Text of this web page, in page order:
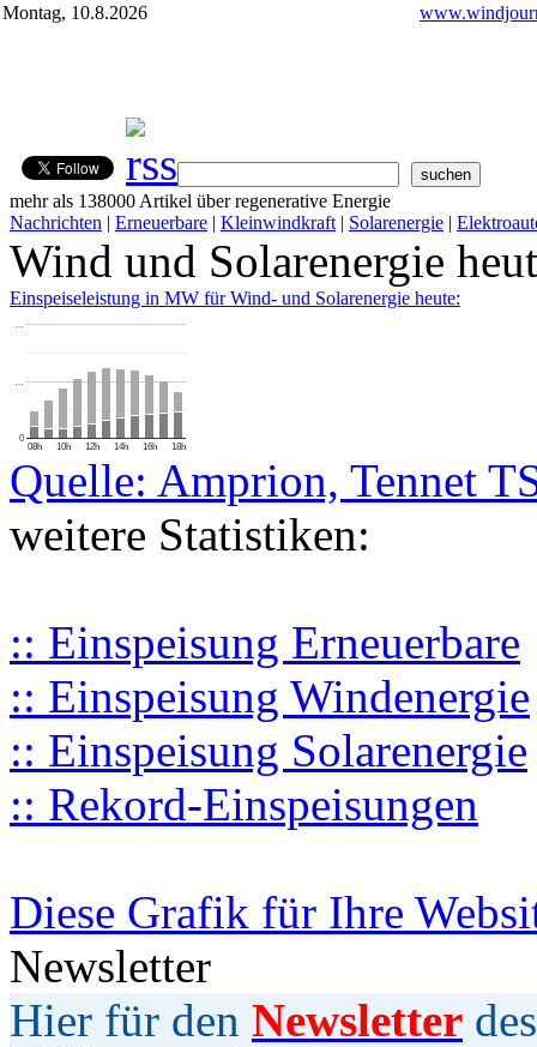
Montag, 10.8.2026
mehr als 138000 Artikel über regenerative Energie
Nachrichten | Erneuerbare | Kleinwindkraft | Solarenergie |
Wind und Solarenergie
Einspeiseleistung in MW für Wind- und Solarenergie heute:
08h 10h 12h 14h 16h 18h
0
…
…
Quelle: Amprion, Tennet
weitere Statistiken:
:: Einspeisung Erneuerbare
:: Einspeisung Windenergie
:: Einspeisung Solarenergie
:: Rekord-Einspeisungen
Diese Grafik für Ihre
Newsletter
Hier für den Newsletter